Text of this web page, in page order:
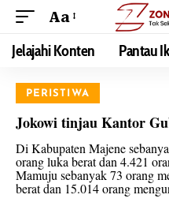
Aa
Jelajahi Konten Pantau
PERISTIWA
Jokowi tinjau Kantor
Di Kabupaten Majene
orang luka berat dan 4.421
Mamuju sebanyak 73 orang
berat dan 15.014 orang